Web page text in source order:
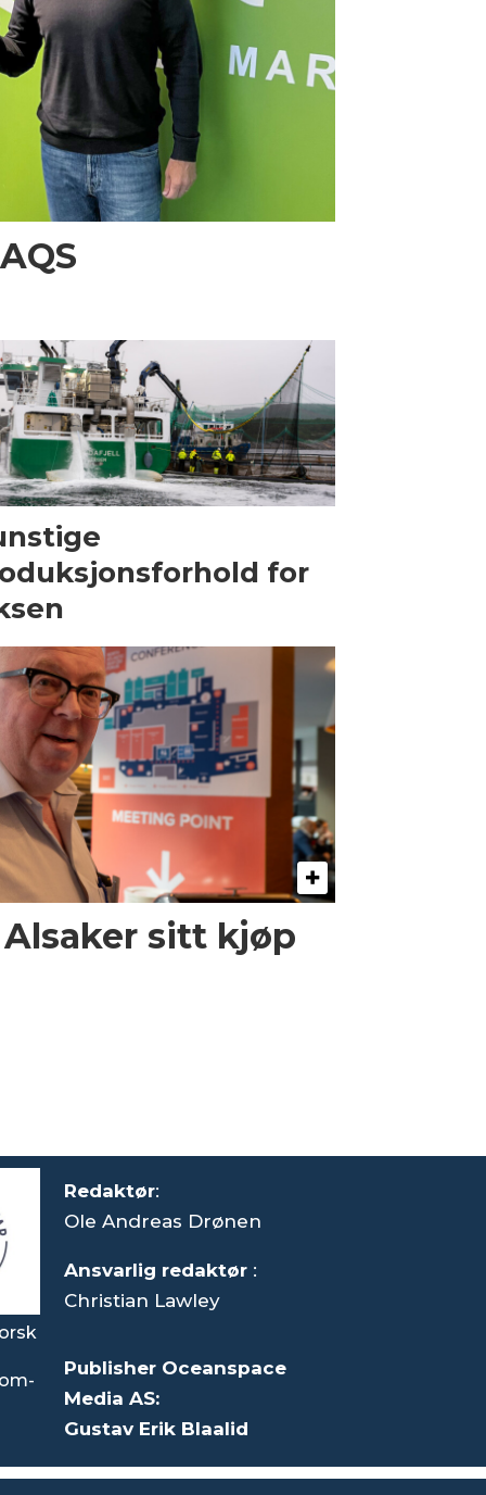
for
sitt kjøp
Redaktør:
Ole Andreas Drønen
Ansvarlig redaktør :
Christian Lawley
Publisher Oceanspace
Media AS:
Gustav Erik Blaalid